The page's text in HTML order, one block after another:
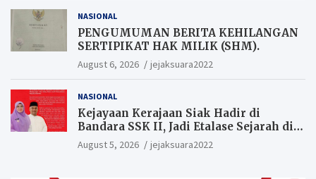
NASIONAL
PENGUMUMAN BERITA KEHILANGAN
SERTIPIKAT HAK MILIK (SHM).
August 6, 2026 jejaksuara2022
NASIONAL
Kejayaan Kerajaan Siak Hadir di
Bandara SSK II, Jadi Etalase Sejarah di
Gerbang Riau
August 5, 2026 jejaksuara2022